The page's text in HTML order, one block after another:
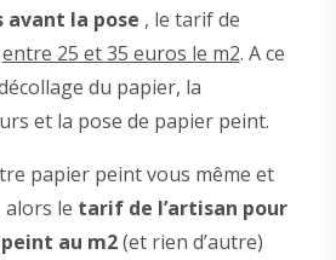
avant la pose , le tarif de
entre 25 et 35 euros le m2. A ce
du papier, la
et la pose de papier peint.
papier peint vous même et
alors le tarif de l’artisan pour
au m2(et rien d’autre)